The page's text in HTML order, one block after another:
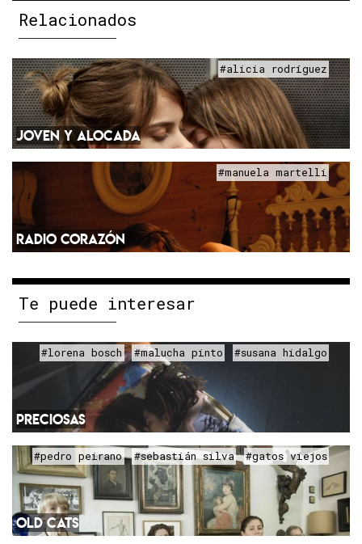
Relacionados
#alicia rodríguez
JOVEN Y ALOCADA
#manuela martelli
RADIO CORAZÓN
Te puede interesar
#lorena bosch #malucha pinto #susana hidalgo
PRECIOSAS
#pedro peirano #sebastián silva #gatos viejos
OLD CATS